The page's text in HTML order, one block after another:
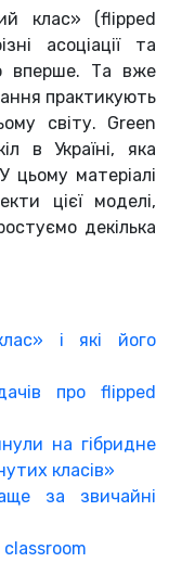
клас» (flipped
асоціації та
вперше. Та вже
практикують
світу. Green
в Україні, яка
цьому матеріалі
цієї моделі,
декілька
і які його
про flipped
на гібридне
класів»
за звичайні